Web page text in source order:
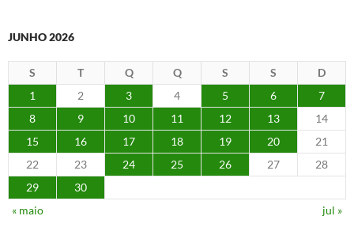
JUNHO 2026
S T Q Q S S
D
1
2 3 4 5 6
7
8
9 10 11 12 13
14
15
16 17 18 19 20
21
22
23 24 25 26 27
28
29
30
« maio
jul »